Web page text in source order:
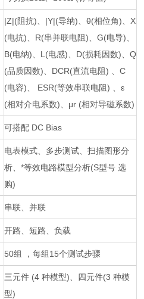
|Z|(阻抗)、|Y|(导纳)、θ(相位角)、X
(电抗)、R(串并联电阻)、G(电导)、
B(电纳)、L(电感)、D(损耗因数)、Q
(品质因数)、DCR(直流电阻) 、C
(电容)、 ESR(等效串联电阻) 、ε
(相对介电系数)、μr (相对导磁系数)
可搭配 DC Bias
电表模式、多步测试、扫描图形分
析、*等效电路模型分析(S型号 选
购)
串联、并联
开路、短路、负载
50组 ，每组15个测试步骤
三元件 (4 种模型)、四元件(3 种模
型)